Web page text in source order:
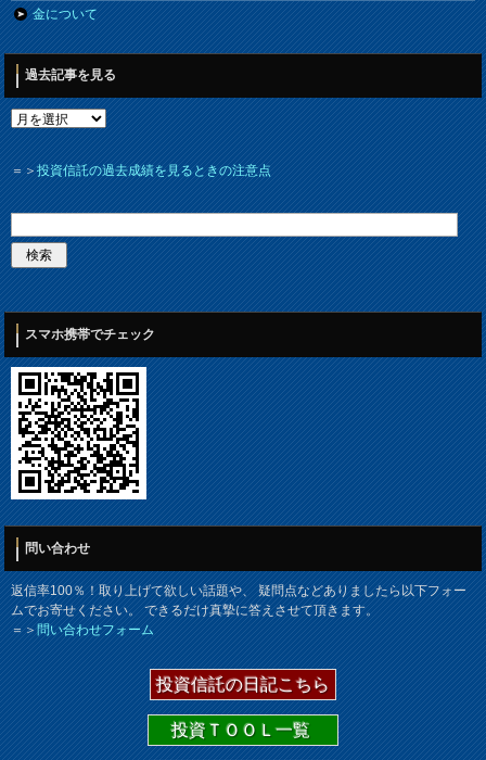
金について
過去記事を見る
＝＞投資信託の過去成績を見るときの注意点
スマホ携帯でチェック
問い合わせ
返信率100％！取り上げて欲しい話題や、 疑問点などありましたら以下フォー
ムでお寄せください。 できるだけ真摯に答えさせて頂きます。
＝＞問い合わせフォーム
投資信託の日記こちら
投資ＴＯＯＬ一覧